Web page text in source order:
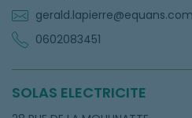
gerald.lapierre@equans.com
0602083451
SOLAS ELECTRICITE